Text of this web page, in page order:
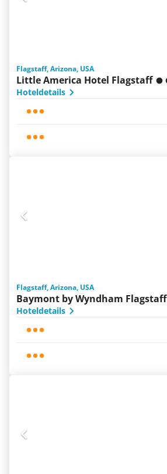
Flagstaff, Arizona, USA
Little America Hotel Flagstaff
Hoteldetails
Flagstaff, Arizona, USA
Baymont by Wyndham Flagstaff
Hoteldetails